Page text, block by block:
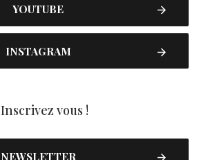
YOUTUBE
INSTAGRAM
Inscrivez vous !
NEWSLETTER